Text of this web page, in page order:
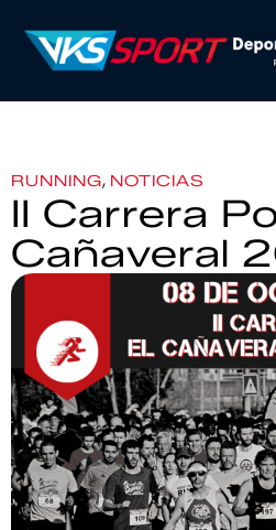
RUNNING, NOTICIAS
II Carrera
Cañaveral